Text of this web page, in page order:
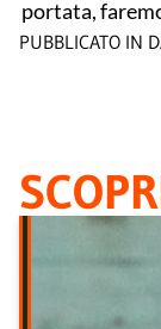
portata,
PUBBLICATO IN